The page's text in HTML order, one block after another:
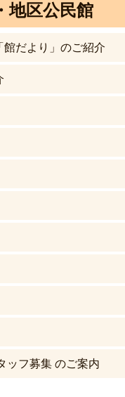
地区公民館
館だより」のご紹介
ッフ募集 のご案内